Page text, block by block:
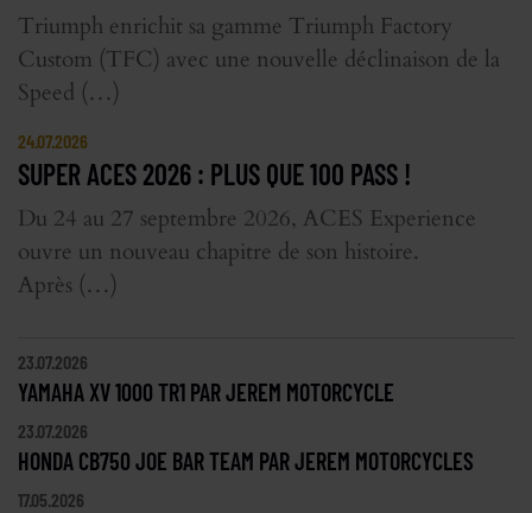
Triumph enrichit sa gamme Triumph Factory
Custom (TFC) avec une nouvelle déclinaison de la
Speed (…)
24.07.2026
SUPER ACES 2026 : PLUS QUE 100 PASS !
Du 24 au 27 septembre 2026, ACES Experience
ouvre un nouveau chapitre de son histoire.
Après (…)
23.07.2026
YAMAHA XV 1000 TR1 PAR JEREM MOTORCYCLE
23.07.2026
HONDA CB750 JOE BAR TEAM PAR JEREM MOTORCYCLES
17.05.2026